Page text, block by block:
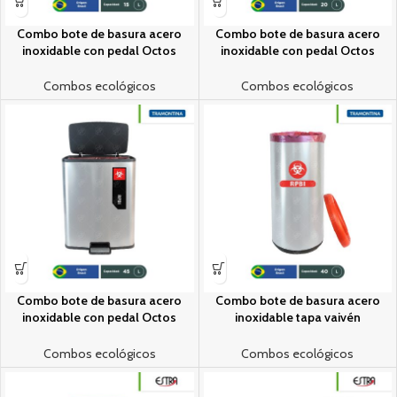
Combo bote de basura acero
inoxidable con pedal Octos
con 100 bolsas RPBI
Combos ecológicos
Combo bote de basura acero
inoxidable con pedal Octos
con 100 bolsas RPBI
Combos ecológicos
Combo bote de basura acero
inoxidable con pedal Octos
con 100 bolsas RPBI
Combos ecológicos
Combo bote de basura acero
inoxidable tapa vaivén
con 100 bolsas RPBI
Combos ecológicos